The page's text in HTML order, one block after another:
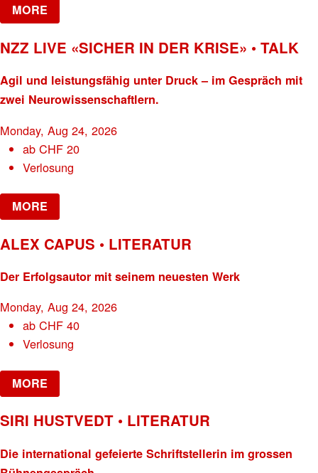
MORE
NZZ LIVE «SICHER IN DER KRISE» • TALK
Agil und leistungsfähig unter Druck – im Gespräch mit
zwei Neurowissenschaftlern.
Monday, Aug 24, 2026
abCHF 20
Verlosung
MORE
ALEX CAPUS • LITERATUR
Der Erfolgsautor mit seinem neuesten Werk
Monday, Aug 24, 2026
abCHF 40
Verlosung
MORE
SIRI HUSTVEDT • LITERATUR
Die international gefeierte Schriftstellerin im grossen